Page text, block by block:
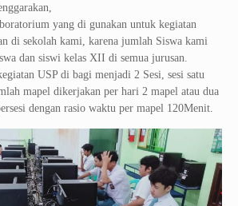
yang di gunakan untuk kegiatan
di sekolah kami, karena jumlah Siswa kami
dan siswi kelas XII di semua jurusan.
USP di bagi menjadi 2 Sesi, sesi satu
mapel dikerjakan per hari 2 mapel atau dua
dengan rasio waktu per mapel 120Menit.